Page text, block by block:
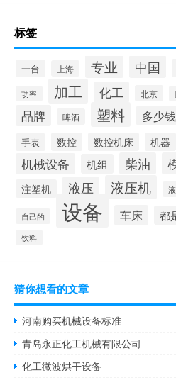
标签
一台 上海 专业 中国
功率 加工 化工 北京
品牌 啤酒 塑料 多少钱
手表 数控 数控机床 机器
机械设备 机组 柴油
注塑机
液压 液压机
自己的 设备 车床 都
饮料
猜你想看的文章
河南购买机械设备标准
青岛永正化工机械有限公司
化工微波烘干设备